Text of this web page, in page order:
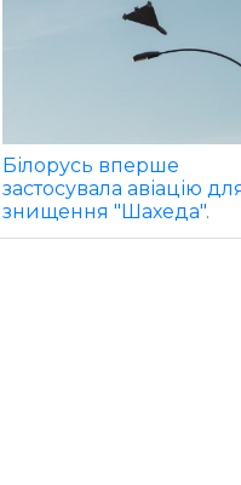
Білорусь вперше
застосувала авіацію
знищення "Шахеда".